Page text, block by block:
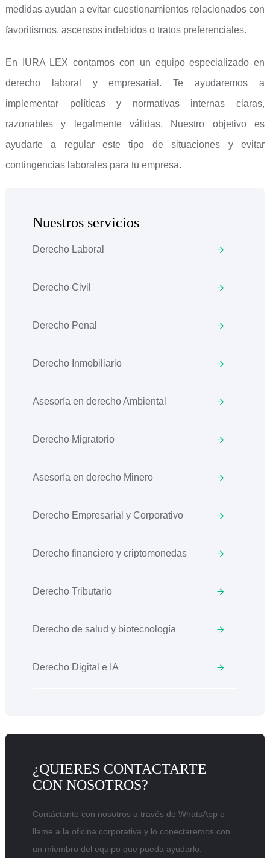
medidas ayudan a evitar cuestionamientos relacionados con
favoritismos, ascensos indebidos o tratos preferenciales.
En IURA LEX contamos con un equipo especializado en
derecho laboral y empresarial. Te ayudaremos a
implementar políticas y normativas internas claras,
razonables y legalmente válidas. Nuestro objetivo es
ayudarte a regular este tipo de situaciones y evitar
contingencias laborales para tu empresa.
Nuestros servicios
Derecho Laboral
Derecho Civil
Derecho Penal
Derecho Inmobiliario
Asesoría en derecho Ambiental
Derecho Migratorio
Asesoría en derecho Minero
Derecho Empresarial y Corporativo
Derecho financiero y criptomonedas
Derecho Tributario
Derecho de salud y biotecnología
Derecho Digital e IA
¿QUIERES CONTACTARTE
CON NOSOTROS?
Contáctante con nosotros a través de WhatsApp o
llame a la oficina corporativa y lo conectaremos con
un miembro del equipo que pueda ayudarlo.